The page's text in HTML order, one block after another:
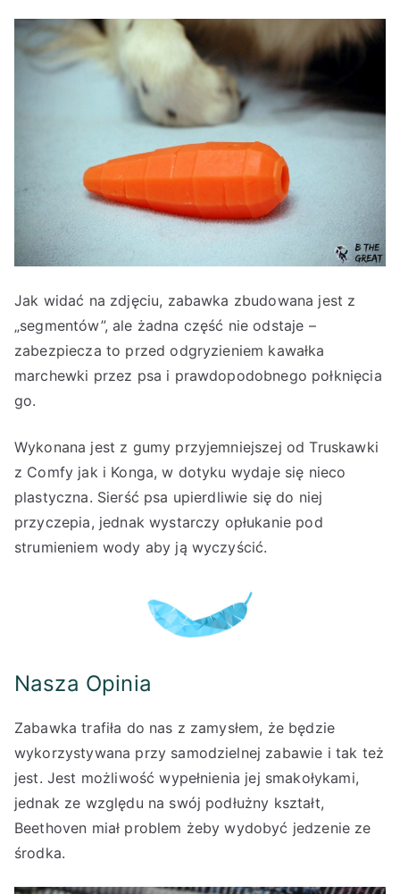
Jak widać na zdjęciu, zabawka zbudowana jest z
„segmentów”, ale żadna część nie odstaje –
zabezpiecza to przed odgryzieniem kawałka
marchewki przez psa i prawdopodobnego połknięcia
go.
Wykonana jest z gumy przyjemniejszej od Truskawki
z Comfy jak i Konga, w dotyku wydaje się nieco
plastyczna. Sierść psa upierdliwie się do niej
przyczepia, jednak wystarczy opłukanie pod
strumieniem wody aby ją wyczyścić.
Nasza Opinia
Zabawka trafiła do nas z zamysłem, że będzie
wykorzystywana przy samodzielnej zabawie i tak też
jest. Jest możliwość wypełnienia jej smakołykami,
jednak ze względu na swój podłużny kształt,
Beethoven miał problem żeby wydobyć jedzenie ze
środka.